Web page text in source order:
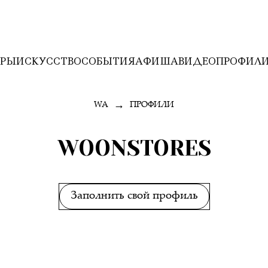
ИСКУССТВОСОБЫТИЯАФИШАВИДЕО
WA → ПРОФИЛИ
WOONSTORES
Заполнить свой профиль